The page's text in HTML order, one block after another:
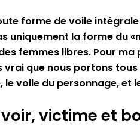
forme de voile
uniquement la forme du
femmes libres. Pour
que nous portons
voile du personnage, et
victime et